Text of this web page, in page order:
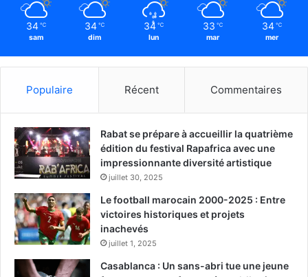
34 ℃
sam
34 ℃
dim
34 ℃
lun
33 ℃
mar
34 ℃
mer
Populaire Récent Commentaires
Rabat se prépare à accueillir la quatrième
édition du festival Rapafrica avec une
impressionnante diversité artistique
juillet 30, 2025
Le football marocain 2000-2025 : Entre
victoires historiques et projets
inachevés
juillet 1, 2025
Casablanca : Un sans-abri tue une jeune